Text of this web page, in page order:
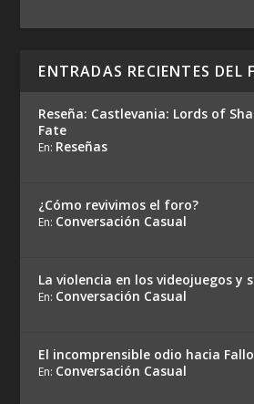
ENTRADAS RECIENTES DEL
Reseña: Castlevania: Lords of
Fate
En: Reseñas
¿Cómo revivimos el foro?
En: Conversación Casual
La violencia en los videojuegos y
En: Conversación Casual
El incomprensible odio hacia
En: Conversación Casual